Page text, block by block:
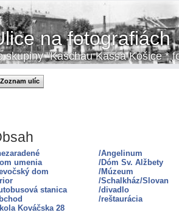
na fotografiách
skupiny "Kaschau Kassa Košice *
Zoznam ulíc
/Angelinum
umenia
/Dóm Sv. Alžbety
dom
/Múzeum
/Schalkház/Slovan
stanica
/divadlo
/reštaurácia
Kováčska 28